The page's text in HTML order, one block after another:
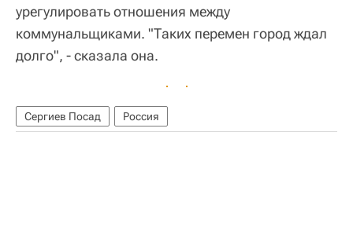
урегулировать отношения между
коммунальщиками. "Таких перемен город ждал
долго", - сказала она.
Сергиев Посад Россия